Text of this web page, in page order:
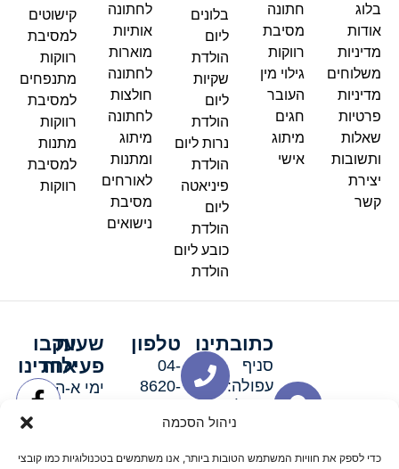
ניהול הסכמה
כדי לספק את חוויות המשתמש הטובות ביותר, אנו משתמשים בטכנולוגיות כמו קובצי
בלוג
אודות
מדיניות
משלוחים
מדיניות
פרטיות
שאלות
ותשובות
יצירת
קשר
חתונה
מסיבת
רווקות
גילוי מין
העובר
חגים
מיתוג
אישי
בלונים
ליום
הולדת
שקיות
ליום
הולדת
נרות ליום
הולדת
פיניאטה
ליום
הולדת
כובע ליום
הולדת
לחתונה
אותיות
מוארות
לחתונה
חולצות
לחתונה
מיתוג
ומתנות
לאורחים
מסיבת
נישואים
קישוטים
למסיבת
רווקות
מתנפחים
למסיבת
רווקות
מתנות
למסיבת
רווקות
כתובתינו
סניף
עפולה:
סניף מגדל
טלפון
04-
8620-
שעות
פעילות
ימי א-ה:
ימי שישי
עקבו
אחרינו